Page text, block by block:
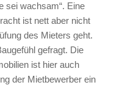
sei wachsam“. Eine
ist nett aber nicht
des Mieters geht.
gefragt. Die
ist hier auch
der Mietbewerber ein